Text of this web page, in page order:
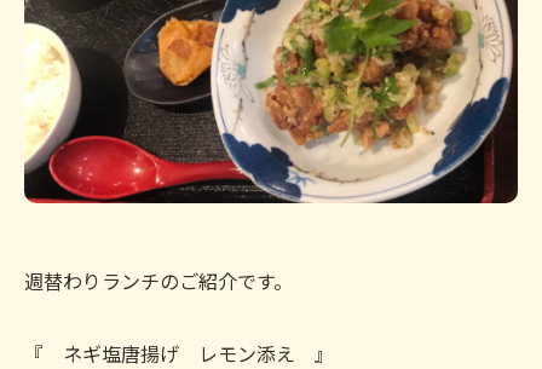
週替わりランチのご紹介です。
『 ネギ塩唐揚げ レモン添え 』